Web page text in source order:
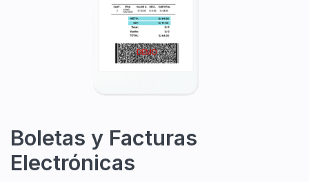
Boletas y Facturas
Electrónicas